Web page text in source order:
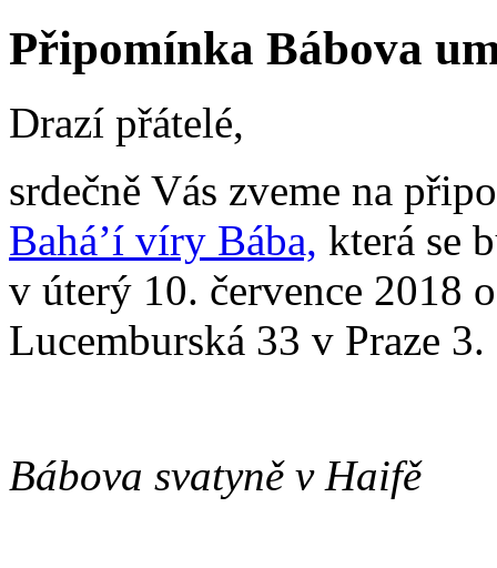
Připomínka Bábova
Drazí přátelé,
srdečně Vás zveme na
Bahá’í víry Bába, která se
v úterý 10. července 2018
Lucemburská 33 v Praze 3.
Bábova svatyně v Haifě